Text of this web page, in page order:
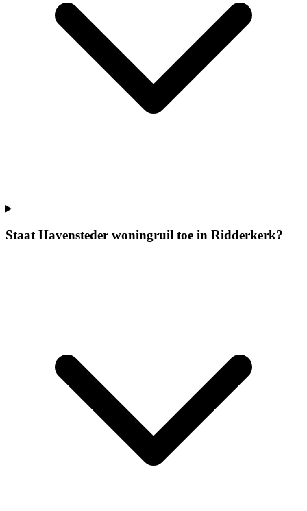
Staat Havensteder woningruil toe in Ridderkerk?